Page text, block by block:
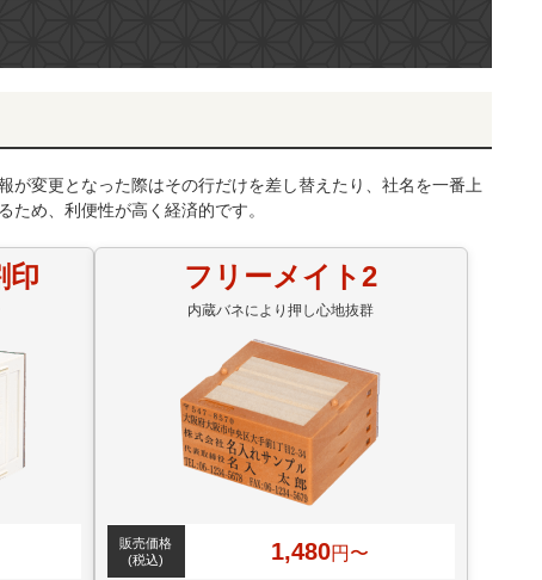
変更となった際はその行だけを差し替えたり、社名を一番上
め、利便性が高く経済的です。
印 フリーメイト2
内蔵バネにより押し心地抜群
販売価格
(税込)
1,480円〜